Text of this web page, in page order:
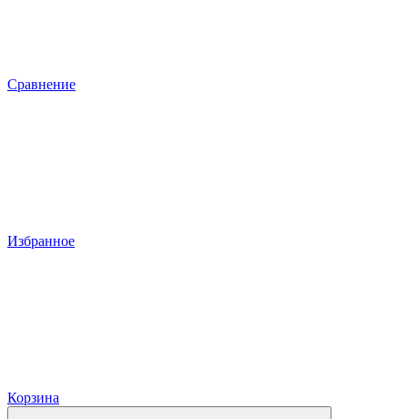
Сравнение
Избранное
Корзина